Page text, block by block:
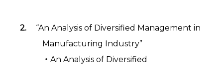
“An Analysis of Diversified Management in
Manufacturing Industry”
・An Analysis of Diversified